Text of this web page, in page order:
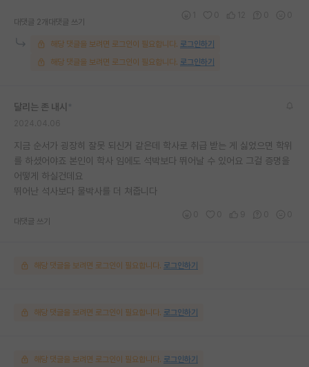
대댓글 2개 대댓글 쓰기
해당 댓글을 보려면 로그인이 필요합니다. 로그인하기
해당 댓글을 보려면 로그인이 필요합니다. 로그인하기
달리는 존 내시
지금 순서가 굉장히 잘못 되신거 같은데 학사로 취급 받는 게 싫었으면 학위
를 하셨어야죠 본인이 학사 임에도 석박보다 뛰어날 수 있어요 그걸 증명을
어떻게 하실건데요
뛰어난 석사보다 물박사를 더 쳐줍니다
대댓글 쓰기
해당 댓글을 보려면 로그인이 필요합니다. 로그인하기
해당 댓글을 보려면 로그인이 필요합니다. 로그인하기
해당 댓글을 보려면 로그인이 필요합니다. 로그인하기